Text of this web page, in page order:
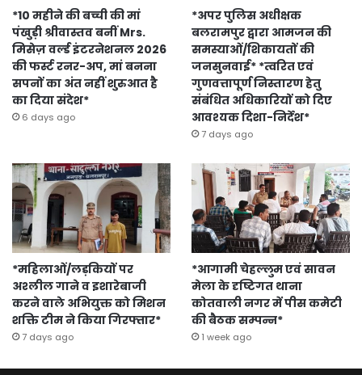
*10 महीने की बच्ची की मां
पंखुड़ी श्रीवास्तव बनीं Mrs.
मिसेज़ वर्ल्ड इंटरनेशनल 2026
की फर्स्ट रनर-अप, मां बनना
सपनों का अंत नहीं शुरुआत है
का दिया संदेश*
6 days ago
*अपर पुलिस अधीक्षक
बलरामपुर द्वारा आमजन की
समस्याओं/शिकायतों की
जनसुनवाई* *त्वरित एवं
गुणवत्तापूर्ण निस्तारण हेतु
संबंधित अधिकारियों को दिए
आवश्यक दिशा-निर्देश*
7 days ago
*महिलाओं/लड़कियों पर
अश्लील गाने व इशारेबाजी
करने वाले अभियुक्त को मिशन
शक्ति टीम ने किया गिरफ्तार*
7 days ago
*आगामी चेहल्लुम एवं सावन
मेला के दृष्टिगत थाना
कोतवाली नगर में पीस कमेटी
की बैठक सम्पन्न*
1 week ago